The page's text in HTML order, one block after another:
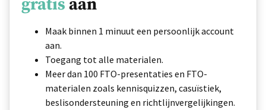
gratis aan
Maak binnen 1 minuut een persoonlijk account
aan.
Toegang tot alle materialen.
Meer dan 100 FTO-presentaties en FTO-
materialen zoals kennisquizzen, casuïstiek,
beslisondersteuning en richtlijnvergelijkingen.